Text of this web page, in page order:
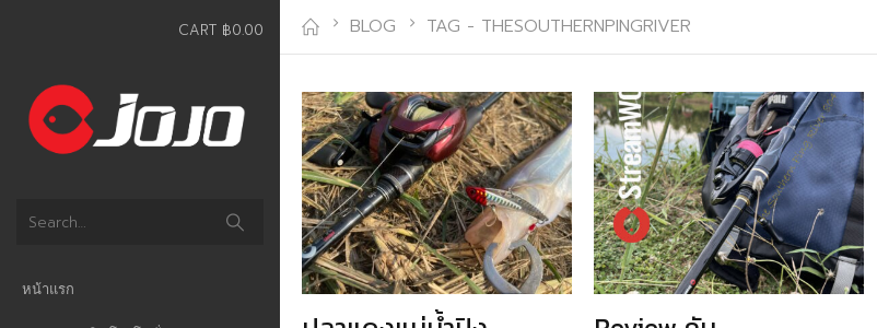
CART ฿0.00
หน้าแรก
BLOG TAG - THESOUTHERNPINGRIVER